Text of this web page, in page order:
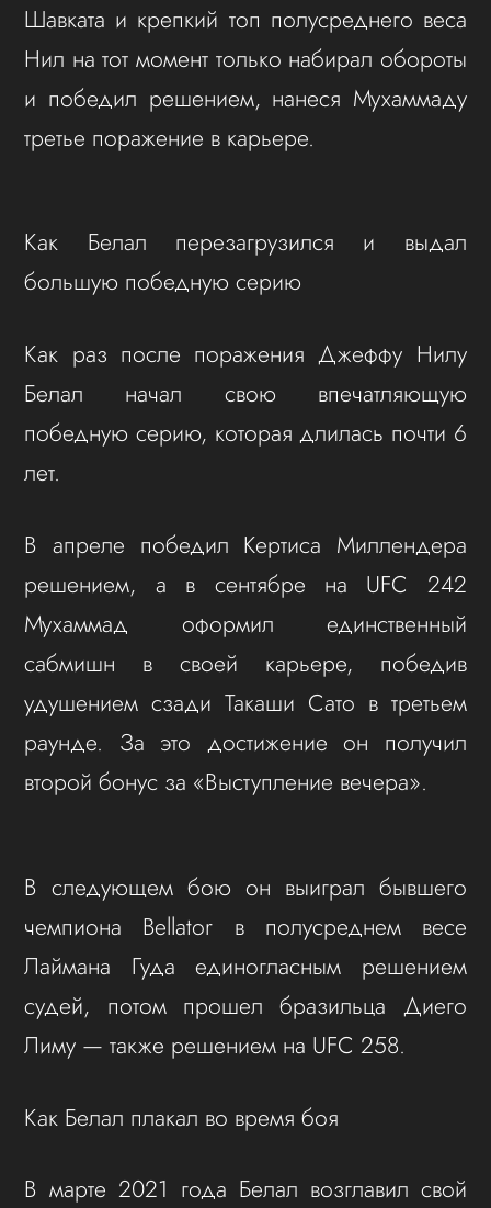
Шавката и крепкий топ полусреднего веса
Нил на тот момент только набирал обороты
и победил решением, нанеся Мухаммаду
третье поражение в карьере.
Как Белал перезагрузился и выдал
большую победную серию
Как раз после поражения Джеффу Нилу
Белал начал свою впечатляющую
победную серию, которая длилась почти 6
лет.
В апреле победил Кертиса Миллендера
решением, а в сентябре на UFC 242
Мухаммад оформил единственный
сабмишн в своей карьере, победив
удушением сзади Такаши Сато в третьем
раунде. За это достижение он получил
второй бонус за «Выступление вечера».
В следующем бою он выиграл бывшего
чемпиона Bellator в полусреднем весе
Лаймана Гуда единогласным решением
судей, потом прошел бразильца Диего
Лиму — также решением на UFC 258.
Как Белал плакал во время боя
В марте 2021 года Белал возглавил свой